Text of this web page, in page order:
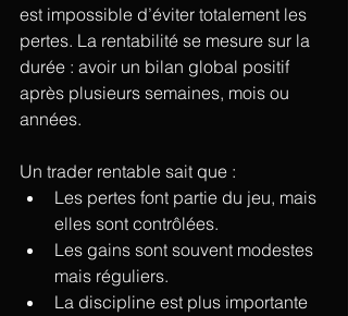
est impossible d’éviter totalement les
pertes. La rentabilité se mesure sur la
durée : avoir un bilan global positif
après plusieurs semaines, mois ou
années.
Un trader rentable sait que :
Les pertes font partie du jeu, mais
elles sont contrôlées.
Les gains sont souvent modestes
mais réguliers.
La discipline est plus importante